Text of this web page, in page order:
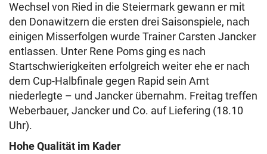
Wechsel von Ried in die Steiermark gewann er mit
den Donawitzern die ersten drei Saisonspiele, nach
einigen Misserfolgen wurde Trainer Carsten Jancker
entlassen. Unter Rene Poms ging es nach
Startschwierigkeiten erfolgreich weiter ehe er nach
dem Cup-Halbfinale gegen Rapid sein Amt
niederlegte – und Jancker übernahm. Freitag treffen
Weberbauer, Jancker und Co. auf Liefering (18.10
Uhr).
Hohe Qualität im Kader